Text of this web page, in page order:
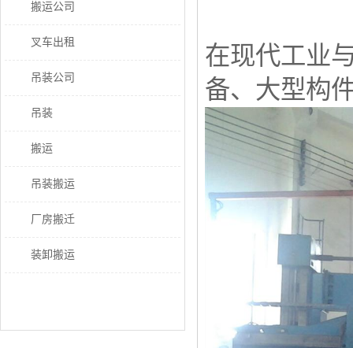
搬运公司
叉车出租
吊装公司
吊装
搬运
吊装搬运
厂房搬迁
装卸搬运
在现代工业
备、大型构